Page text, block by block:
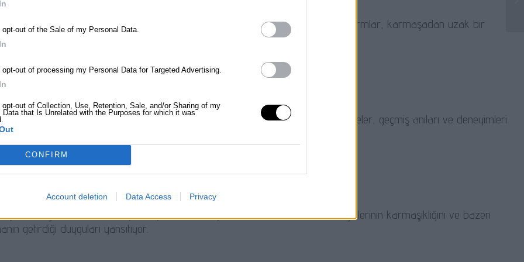
opt-out of the Sale of my Personal Data.
opt-out of processing my Personal Data for Targeted Advertising.
opt-out of Collection, Use, Retention, Sale, and/or Sharing of my
Data that Is Unrelated with the Purposes for which it was
CONFIRM
Account deletion Data Access Privacy
ve minimalist yapısı, izleyicide huzur hissi uyandırıyor. Düz renkler ve basit formlar, karmaşadan uzak bir
nesnelerin geçmişe ait olması, izleyicide nostaljik duygular uyandırabilir. Bu tür objeler, geçmiş anıları ve deneyimleri
yalnız başına durması, izleyicide yalnızlık hissi yaratabilir. Bu durum, insan ilişkilerinin karmaşıklığını ve bazen
getirdiği duyguları yansıtıyor.